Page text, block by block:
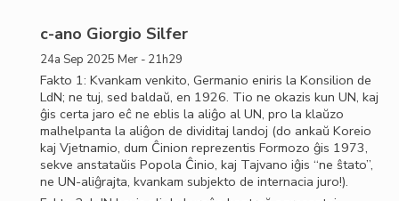
c-ano Giorgio Silfer
24a Sep 2025 Mer - 21h29
Fakto 1: Kvankam venkito, Germanio eniris la Konsilion de
LdN; ne tuj, sed baldaŭ, en 1926. Tio ne okazis kun UN, kaj
ĝis certa jaro eĉ ne eblis la aliĝo al UN, pro la klaŭzo
malhelpanta la aliĝon de dividitaj landoj (do ankaŭ Koreio
kaj Vjetnamio, dum Ĉinion reprezentis Formozo ĝis 1973,
sekve anstataŭis Popola Ĉinio, kaj Tajvano iĝis “ne ŝtato”,
ne UN-aliĝrajta, kvankam subjekto de internacia juro!).